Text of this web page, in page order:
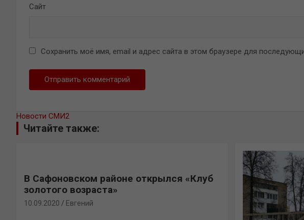
Сайт
Сохранить моё имя, email и адрес сайта в этом браузере для
Новости СМИ2
Читайте также:
В Сафоновском районе открылся «Клуб
золотого возраста»
10.09.2020 Евгений